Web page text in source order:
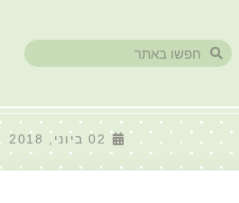
02 ביוני, 2018